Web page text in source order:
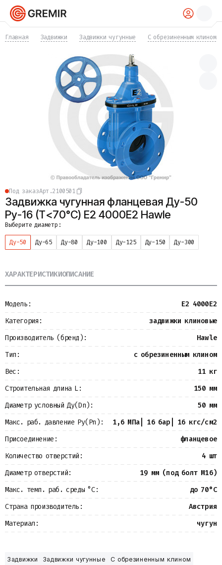
Переходы
Задвижки
Компенсаторы
Фасонные части
Крепеж
Прокладки и уплотнения
Теплоизоляция
Измерительные приборы
Баки
Водомерные узлы
Главная Задвижки Задвижки чугунные С обрезиненным клином
Под заказАрт.2100501
Задвижка чугунная фланцевая Ду-50
Ру-16 (Т<70°С) E2 4000E2 Hawle
Выберите диаметр:
Ду-50 Ду-65 Ду-80 Ду-100 Ду-125 Ду-150 Ду-300
ХАРАКТЕРИСТИКИОПИСАНИЕ
Модель:
E2 4000E2
Категория:
задвижки клиновые
Производитель (бренд):
Hawle
Тип:
с обрезиненным клином
Вес:
11 кг
Строительная длина L:
150 мм
Диаметр условный Ду(Dn):
50 мм
Макс. раб. давление Ру(Pn):
1,6 МПа| 16 бар| 16 кгс/см2
Присоединение:
фланцевое
Количество отверстий:
4 шт
Диаметр отверстий:
19 мм (под болт М16)
Макс. темп. раб. среды °С:
до 70°С
Страна производитель:
Австрия
Материал:
чугун
Задвижки Задвижки чугунные
С обрезиненным клином